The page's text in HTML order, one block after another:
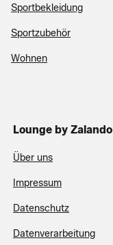
Sportbekleidung
Sportzubehör
Wohnen
Lounge by Zalando
Über uns
Impressum
Datenschutz
Datenverarbeitung